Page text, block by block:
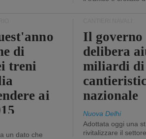
di
treni
ai
un dato che
Il
delibera
miliardi
nazionale
Nuova Delhi
Adottata oggi una
rivitalizzare il settore